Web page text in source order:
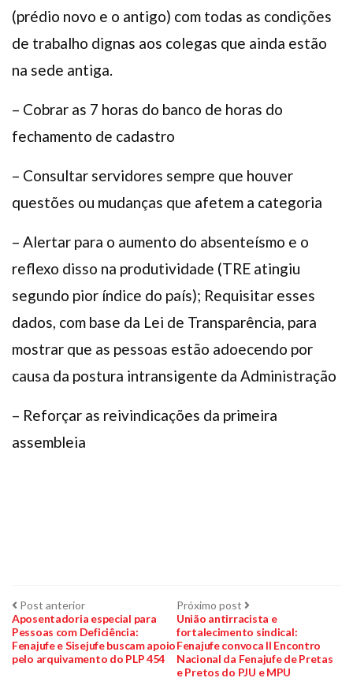
(prédio novo e o antigo) com todas as condições
de trabalho dignas aos colegas que ainda estão
na sede antiga.
– Cobrar as 7 horas do banco de horas do
fechamento de cadastro
– Consultar servidores sempre que houver
questões ou mudanças que afetem a categoria
– Alertar para o aumento do absenteísmo e o
reflexo disso na produtividade (TRE atingiu
segundo pior índice do país); Requisitar esses
dados, com base da Lei de Transparência, para
mostrar que as pessoas estão adoecendo por
causa da postura intransigente da Administração
– Reforçar as reivindicações da primeira
assembleia
Navegação
de
Post
Post anteriorPost
anterior:
Aposentadoria especial para
Pessoas com Deficiência:
Fenajufe e Sisejufe buscam apoio
pelo arquivamento do PLP 454
Próximo post Próximo
post:
União antirracista e
fortalecimento sindical:
Fenajufe convoca II Encontro
Nacional da Fenajufe de Pretas
e Pretos do PJU e MPU